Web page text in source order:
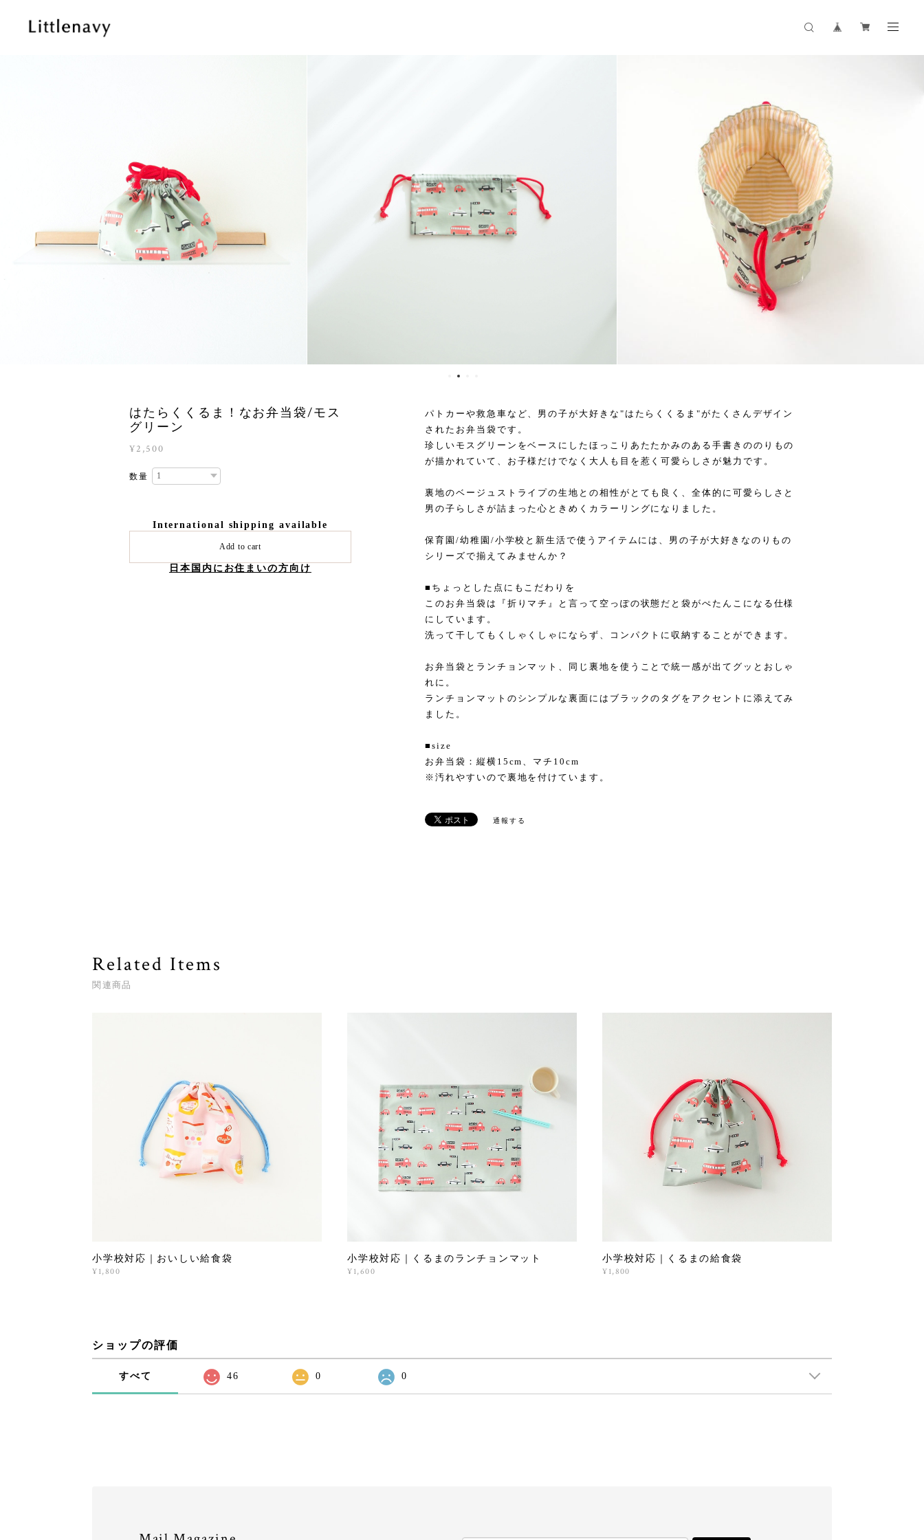
はたらくくるま！なお弁当袋/モス
グリーン
¥2,500
数量
International shipping available
Add to cart
日本国内にお住まいの方向け
パトカーや救急車など、男の子が大好きな"はたらくくるま"がたくさんデザイン
されたお弁当袋です。
珍しいモスグリーンをベースにしたほっこりあたたかみのある手書きののりもの
が描かれていて、お子様だけでなく大人も目を惹く可愛らしさが魅力です。
裏地のベージュストライプの生地との相性がとても良く、全体的に可愛らしさと
男の子らしさが詰まった心ときめくカラーリングになりました。
保育園/幼稚園/小学校と新生活で使うアイテムには、男の子が大好きなのりもの
シリーズで揃えてみませんか？
■ちょっとした点にもこだわりを
このお弁当袋は『折りマチ』と言って空っぽの状態だと袋がぺたんこになる仕様
にしています。
洗って干してもくしゃくしゃにならず、コンパクトに収納することができます。
お弁当袋とランチョンマット、同じ裏地を使うことで統一感が出てグッとおしゃ
れに。
ランチョンマットのシンプルな裏面にはブラックのタグをアクセントに添えてみ
ました。
■size
お弁当袋：縦横15cm、マチ10cm
※汚れやすいので裏地を付けています。
通報する
Related Items
関連商品
小学校対応｜おいしい給食袋
¥1,800
小学校対応｜くるまのランチョンマット
¥1,600
小学校対応｜くるまの給食袋
¥1,800
ショップの評価
すべて 46 0 0